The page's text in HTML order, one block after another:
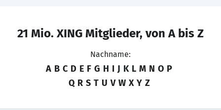
21 Mio. XING Mitglieder, von A bis Z
Nachname:
A B C D E F G H I J K L M N O P
Q R S T U V W X Y Z